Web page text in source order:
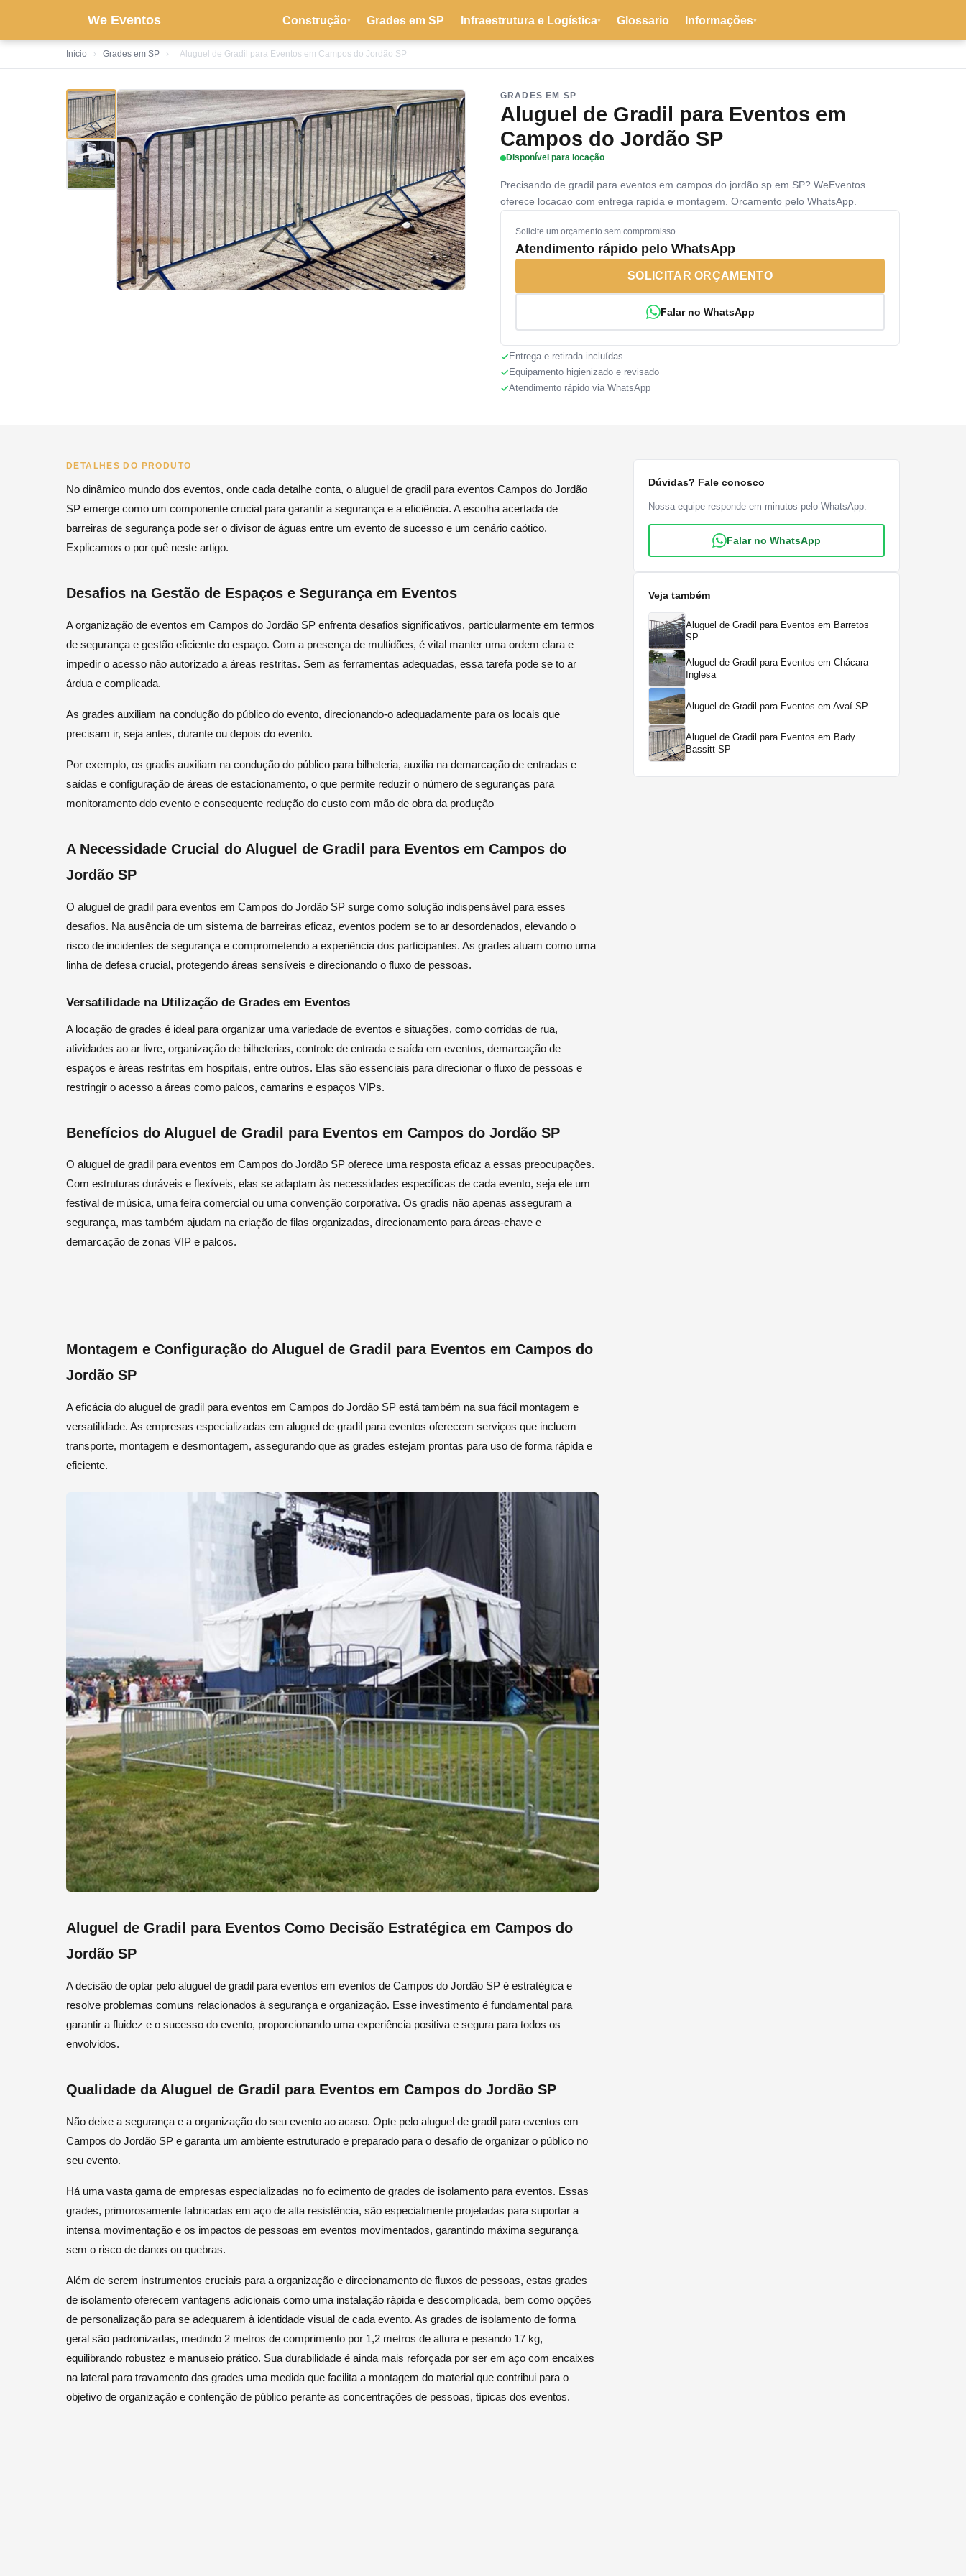
We Eventos Construção▾ Grades em SP Infraestrutura e Logística▾ Glossario Informações▾
Início › Grades em SP › Aluguel de Gradil para Eventos em Campos do Jordão SP
GRADES EM SP
Aluguel de Gradil para Eventos em
Campos do Jordão SP
Disponível para locação
Precisando de gradil para eventos em campos do jordão sp em SP? WeEventos
oferece locacao com entrega rapida e montagem. Orcamento pelo WhatsApp.
Solicite um orçamento sem compromisso
Atendimento rápido pelo WhatsApp
SOLICITAR ORÇAMENTO
Falar no WhatsApp
Entrega e retirada incluídas
Equipamento higienizado e revisado
Atendimento rápido via WhatsApp
DETALHES DO PRODUTO
No dinâmico mundo dos eventos, onde cada detalhe conta, o aluguel de gradil para eventos Campos do Jordão
SP emerge como um componente crucial para garantir a segurança e a eficiência. A escolha acertada de
barreiras de segurança pode ser o divisor de águas entre um evento de sucesso e um cenário caótico.
Explicamos o por quê neste artigo.
Desafios na Gestão de Espaços e Segurança em Eventos
A organização de eventos em Campos do Jordão SP enfrenta desafios significativos, particularmente em termos
de segurança e gestão eficiente do espaço. Com a presença de multidões, é vital manter uma ordem clara e
impedir o acesso não autorizado a áreas restritas. Sem as ferramentas adequadas, essa tarefa pode se to ar
árdua e complicada.
As grades auxiliam na condução do público do evento, direcionando-o adequadamente para os locais que
precisam ir, seja antes, durante ou depois do evento.
Por exemplo, os gradis auxiliam na condução do público para bilheteria, auxilia na demarcação de entradas e
saídas e configuração de áreas de estacionamento, o que permite reduzir o número de seguranças para
monitoramento ddo evento e consequente redução do custo com mão de obra da produção
A Necessidade Crucial do Aluguel de Gradil para Eventos em Campos do
Jordão SP
O aluguel de gradil para eventos em Campos do Jordão SP surge como solução indispensável para esses
desafios. Na ausência de um sistema de barreiras eficaz, eventos podem se to ar desordenados, elevando o
risco de incidentes de segurança e comprometendo a experiência dos participantes. As grades atuam como uma
linha de defesa crucial, protegendo áreas sensíveis e direcionando o fluxo de pessoas.
Versatilidade na Utilização de Grades em Eventos
A locação de grades é ideal para organizar uma variedade de eventos e situações, como corridas de rua,
atividades ao ar livre, organização de bilheterias, controle de entrada e saída em eventos, demarcação de
espaços e áreas restritas em hospitais, entre outros. Elas são essenciais para direcionar o fluxo de pessoas e
restringir o acesso a áreas como palcos, camarins e espaços VIPs.
Benefícios do Aluguel de Gradil para Eventos em Campos do Jordão SP
O aluguel de gradil para eventos em Campos do Jordão SP oferece uma resposta eficaz a essas preocupações.
Com estruturas duráveis e flexíveis, elas se adaptam às necessidades específicas de cada evento, seja ele um
festival de música, uma feira comercial ou uma convenção corporativa. Os gradis não apenas asseguram a
segurança, mas também ajudam na criação de filas organizadas, direcionamento para áreas-chave e
demarcação de zonas VIP e palcos.
Montagem e Configuração do Aluguel de Gradil para Eventos em Campos do
Jordão SP
A eficácia do aluguel de gradil para eventos em Campos do Jordão SP está também na sua fácil montagem e
versatilidade. As empresas especializadas em aluguel de gradil para eventos oferecem serviços que incluem
transporte, montagem e desmontagem, assegurando que as grades estejam prontas para uso de forma rápida e
eficiente.
Aluguel de Gradil para Eventos Como Decisão Estratégica em Campos do
Jordão SP
A decisão de optar pelo aluguel de gradil para eventos em eventos de Campos do Jordão SP é estratégica e
resolve problemas comuns relacionados à segurança e organização. Esse investimento é fundamental para
garantir a fluidez e o sucesso do evento, proporcionando uma experiência positiva e segura para todos os
envolvidos.
Qualidade da Aluguel de Gradil para Eventos em Campos do Jordão SP
Não deixe a segurança e a organização do seu evento ao acaso. Opte pelo aluguel de gradil para eventos em
Campos do Jordão SP e garanta um ambiente estruturado e preparado para o desafio de organizar o público no
seu evento.
Há uma vasta gama de empresas especializadas no fo ecimento de grades de isolamento para eventos. Essas
grades, primorosamente fabricadas em aço de alta resistência, são especialmente projetadas para suportar a
intensa movimentação e os impactos de pessoas em eventos movimentados, garantindo máxima segurança
sem o risco de danos ou quebras.
Além de serem instrumentos cruciais para a organização e direcionamento de fluxos de pessoas, estas grades
de isolamento oferecem vantagens adicionais como uma instalação rápida e descomplicada, bem como opções
de personalização para se adequarem à identidade visual de cada evento. As grades de isolamento de forma
geral são padronizadas, medindo 2 metros de comprimento por 1,2 metros de altura e pesando 17 kg,
equilibrando robustez e manuseio prático. Sua durabilidade é ainda mais reforçada por ser em aço com encaixes
na lateral para travamento das grades uma medida que facilita a montagem do material que contribui para o
objetivo de organização e contenção de público perante as concentrações de pessoas, típicas dos eventos.
Dúvidas? Fale conosco
Nossa equipe responde em minutos pelo WhatsApp.
Falar no WhatsApp
Veja também
Aluguel de Gradil para Eventos em Barretos
SP
Aluguel de Gradil para Eventos em Chácara
Inglesa
Aluguel de Gradil para Eventos em Avaí SP
Aluguel de Gradil para Eventos em Bady
Bassitt SP